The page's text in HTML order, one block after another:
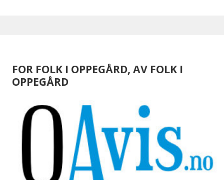
FOR FOLK I OPPEGÅRD, AV FOLK I
OPPEGÅRD